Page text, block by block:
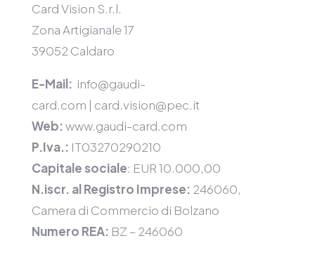
Card Vision S.r.l.
Zona Artigianale 17
39052 Caldaro
E-Mail: info@gaudi-
card.com | card.vision@pec.it
Web:www.gaudi-card.com
P.Iva.: IT03270290210
Capitale sociale: EUR 10.000,00
N.iscr. al Registro Imprese: 246060,
Camera di Commercio di Bolzano
Numero REA: BZ – 246060